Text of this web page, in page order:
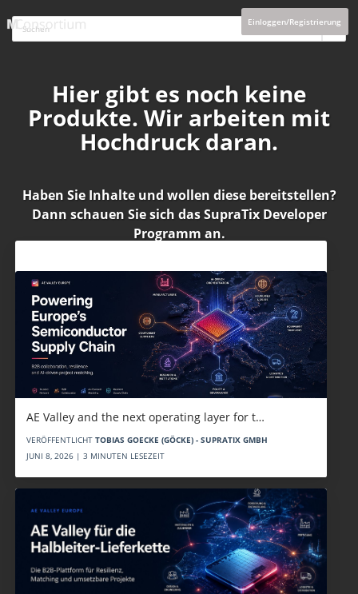
Einloggen/Registrierung
Hier gibt es noch keine
Produkte. Wir arbeiten mit
Hochdruck daran.
Haben Sie Inhalte und wollen diese bereitstellen?
Dann schauen Sie sich dasSupraTix Developer
Programm an.
AE Valley and the next operating layer for t…
VERÖFFENTLICHT TOBIAS GOECKE (GÖCKE) - SUPRATIX GMBH
JUNI 8, 2026 | 3 MINUTEN LESEZEIT